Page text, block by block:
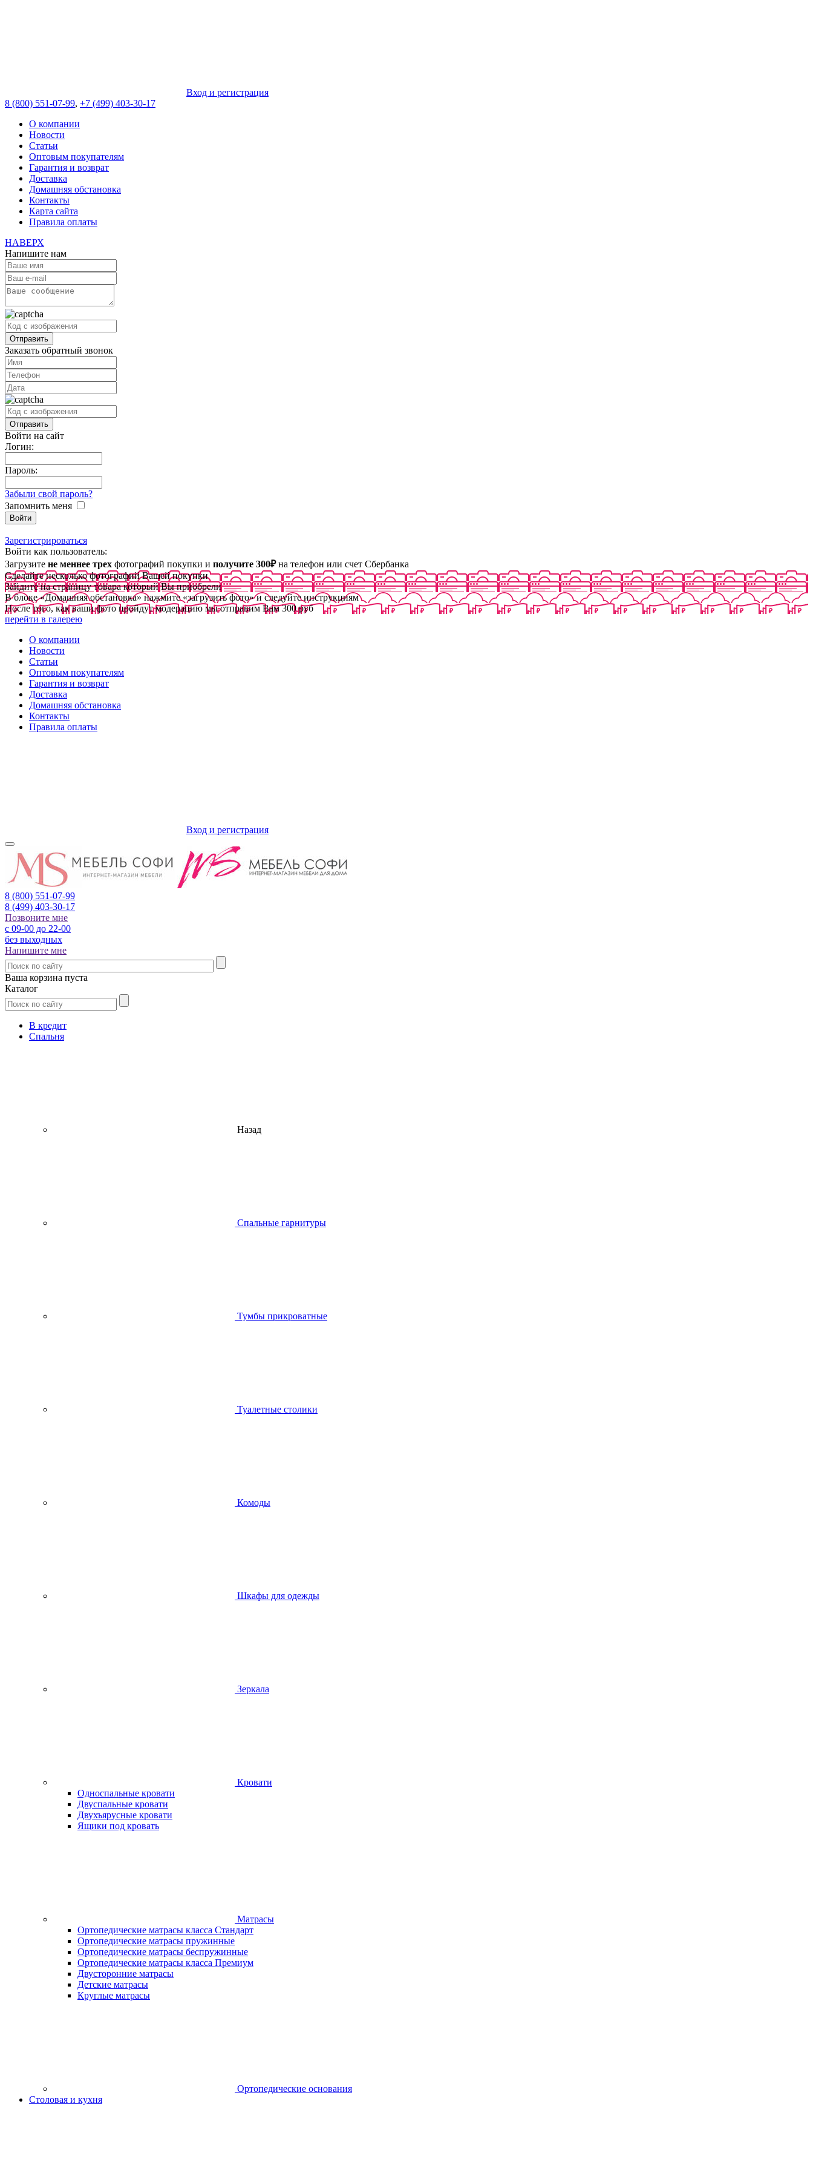
Вход и регистрация
8 (800) 551-07-99, +7 (499) 403-30-17
О компании
Новости
Статьи
Оптовым покупателям
Гарантия и возврат
Доставка
Домашняя обстановка
Контакты
Карта сайта
Правила оплаты
НАВЕРХ
Напишите нам
Заказать обратный звонок
Войти на сайт
Логин:
Пароль:
Забыли свой пароль?
Запомнить меня
Зарегистрироваться
Войти как пользователь:
Загрузите не меннее трех фотографий покупки и получите 300₽на телефон или счет Сбербанка
Сделайте несколько фотографий Вашей покупки
Зайдите на страницу товара который Вы приобрели
В блоке «Домашняя обстановка» нажмите «загрузить фото» и следуйте инструкциям
После того, как ваши фото пройдут модерацию мы отправим Вам 300 руб
перейти в галерею
О компании
Новости
Статьи
Оптовым покупателям
Гарантия и возврат
Доставка
Домашняя обстановка
Контакты
Правила оплаты
Вход и регистрация
8 (800) 551-07-99
8 (499) 403-30-17
Позвоните мне
с 09-00 до 22-00
без выходных
Напишите мне
Ваша корзина пуста
Каталог
В кредит
Спальня
Назад
Спальные гарнитуры
Тумбы прикроватные
Туалетные столики
Комоды
Шкафы для одежды
Зеркала
Кровати
Односпальные кровати
Двуспальные кровати
Двухъярусные кровати
Ящики под кровать
Матрасы
Ортопедические матрасы класса Стандарт
Ортопедические матрасы пружинные
Ортопедические матрасы беспружинные
Ортопедические матрасы класса Премиум
Двусторонние матрасы
Детские матрасы
Круглые матрасы
Ортопедические основания
Столовая и кухня